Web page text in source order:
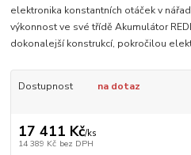
elektronika konstantních otáček v
výkonnost ve své třídě Akumulátor
dokonalejší konstrukcí, pokročilou
Dostupnost na dotaz
17 411 Kč/ks
14 389 Kč bez DPH